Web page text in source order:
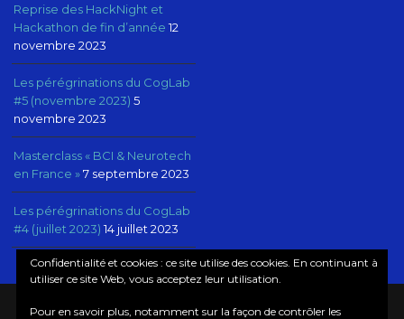
Reprise des HackNight et
Hackathon de fin d’année 12
novembre 2023
Les pérégrinations du CogLab
#5 (novembre 2023) 5
novembre 2023
Masterclass « BCI & Neurotech
en France » 7 septembre 2023
Les pérégrinations du CogLab
#4 (juillet 2023) 14 juillet 2023
Confidentialité et cookies : ce site utilise des cookies. En continuant à
utiliser ce site Web, vous acceptez leur utilisation.
Pour en savoir plus, notamment sur la façon de contrôler les